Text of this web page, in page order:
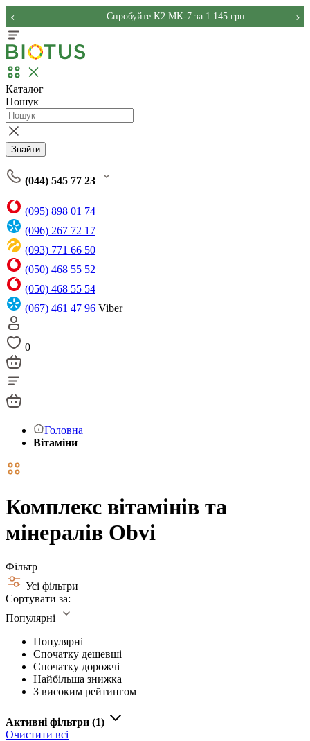
Спробуйте K2 MK-7 за 1 145 грн
‹ ›
Каталог
Пошук
Знайти
(044) 545 77 23
(095) 898 01 74
(096) 267 72 17
(093) 771 66 50
(050) 468 55 52
(050) 468 55 54
(067) 461 47 96 Viber
0
Головна
Вітаміни
Комплекс вітамінів та
мінералів Obvi
Фільтр
Усі фільтри
Сортувати за:
Популярні
Популярні
Спочатку дешевші
Спочатку дорожчі
Найбільша знижка
З високим рейтингом
Активні фільтри (1)
Очистити всі